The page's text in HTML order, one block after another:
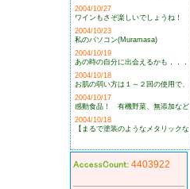
2004/10/27
ワインもさぞ楽しいでしょうね！
2004/10/23
私のパソコン(Muramasa)
2004/10/19
あの時の自分に出会えるかも．．．
2004/10/18
お肌の弱い方は１～２回の使用で、
2004/10/17
感動食品！ 有機野菜、無添加など
2004/10/18
【まるで塗装のようなメタリックな
4403922